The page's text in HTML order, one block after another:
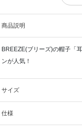
商品説明
BREEZE(ブリーズ)の帽子「
ンが人気！
サイズ
仕様